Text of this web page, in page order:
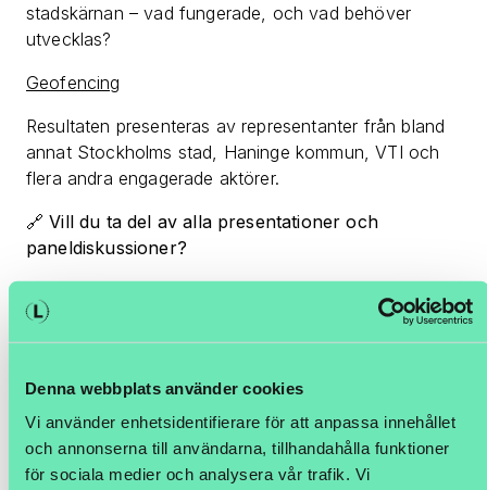
Denna webbplats använder cookies
Vi använder enhetsidentifierare för att anpassa innehållet
och annonserna till användarna, tillhandahålla funktioner
för sociala medier och analysera vår trafik. Vi
stadskärnan – vad fungerade, och vad behöver
utvecklas?
Geofencing
Resultaten presenteras av representanter från bland
annat Stockholms stad, Haninge kommun, VTI och
flera andra engagerade aktörer.
🔗Vill du ta del av alla presentationer och
paneldiskussioner?
Tillsammans bygger vi ett mer intelligent
transportsystem – ett steg i taget.